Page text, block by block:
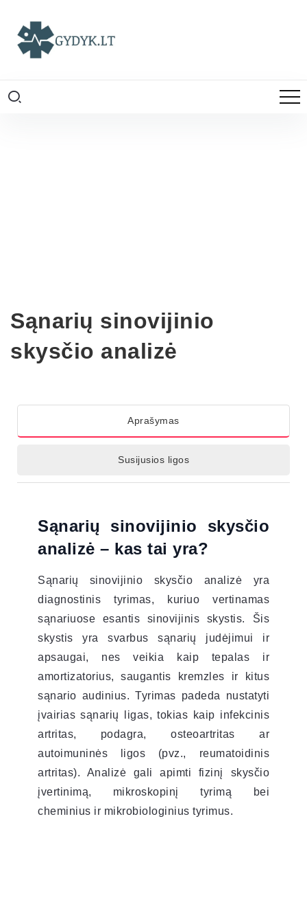
Sąnarių sinovijinio
skysčio analizė
Aprašymas
Susijusios ligos
Sąnarių sinovijinio skysčio
analizė – kas tai yra?
Sąnarių sinovijinio skysčio analizė yra
diagnostinis tyrimas, kuriuo vertinamas
sąnariuose esantis sinovijinis skystis. Šis
skystis yra svarbus sąnarių judėjimui ir
apsaugai, nes veikia kaip tepalas ir
amortizatorius, saugantis kremzles ir kitus
sąnario audinius. Tyrimas padeda nustatyti
įvairias sąnarių ligas, tokias kaip infekcinis
artritas, podagra, osteoartritas ar
autoimuninės ligos (pvz., reumatoidinis
artritas). Analizė gali apimti fizinį skysčio
įvertinimą, mikroskopinį tyrimą bei
cheminius ir mikrobiologinius tyrimus.